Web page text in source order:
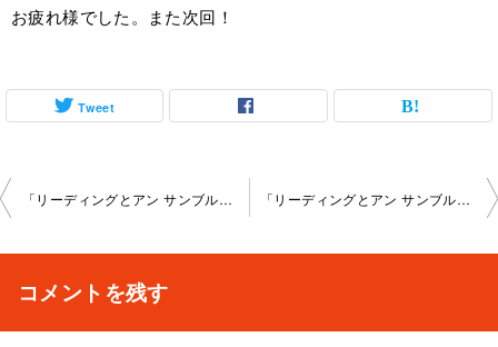
お疲れ様でした。また次回！
Tweet
投
ビ
「リーディングとアン サンブル」新宿教室2 022-12-02-no0008-1028 「リーディングとアン サンブル」新宿教室2 022-12-09-no0008-1028
コメントを残す